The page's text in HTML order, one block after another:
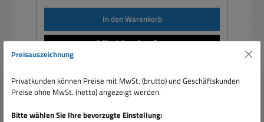
In den Warenkorb
%Rabatt
Preisauszeichnung
Privatkunden können Preise mit MwSt. (brutto) und Geschäftskunden
Preise ohne MwSt. (netto) angezeigt werden.
Bitte wählen Sie Ihre bevorzugte Einstellung: